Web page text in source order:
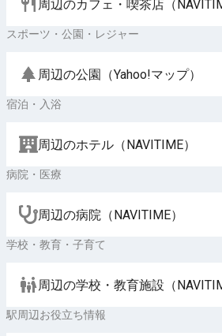
周辺のカフェ・喫茶店（
スポーツ・公園・レジャー
周辺の公園（Yahoo!マップ）
宿泊・入浴
周辺のホテル（NAVITIME）
病院・医療
周辺の病院（NAVITIME）
学校・教育・子育て
周辺の学校・教育施設（
駅周辺お役立ち情報